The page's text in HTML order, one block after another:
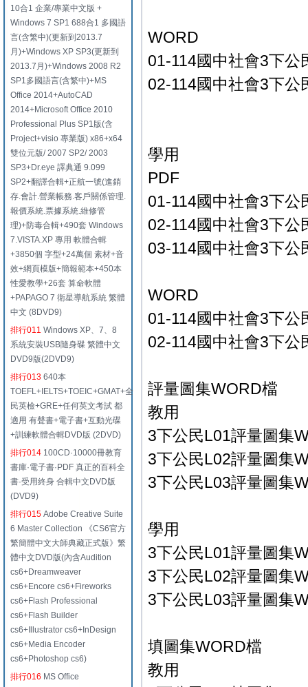
10合1 企業/專業中文版 +
Windows 7 SP1 688合1 多國語
言(含繁中)(更新到2013.7
月)+Windows XP SP3(更新到
2013.7月)+Windows 2008 R2
SP1多國語言(含繁中)+MS
Office 2014+AutoCAD
2014+Microsoft Office 2010
Professional Plus SP1版(含
Project+visio 專業版) x86+x64
雙位元版/ 2007 SP2/ 2003
SP3+Dr.eye 譯典通 9.099
SP2+翻譯合輯+正航一號(進銷
存.會計.營業帳務.客戶關係管理.
報價系統.票據系統.維修管
理)+防毒合輯+490套 Windows
7.VISTA.XP 專用 軟體合輯
+3850個 字型+24萬個 素材+音
效+網頁模版+簡報範本+450本
性愛教學+26套 算命軟體
+PAPAGO 7 衛星導航系統 繁體
中文 (8DVD9)
排行011 Windows XP、7、8
系統安裝USB隨身碟 繁體中文
DVD9版(2DVD9)
排行013 640本
TOEFL+IELTS+TOEIC+GMAT+全
民英檢+GRE+任何英文考試 都
適用 有聲書+電子書+互動光碟
+訓練軟體合輯DVD版 (2DVD)
排行014 100CD·10000冊教育
書庫·電子書·PDF 真正的百科全
書·受用終身 合輯中文DVD版
(DVD9)
排行015 Adobe Creative Suite
6 Master Collection 《CS6官方
繁簡體中文大師典藏正式版》繁
體中文DVD版(內含Audition
cs6+Dreamweaver
cs6+Encore cs6+Fireworks
cs6+Flash Professional
cs6+Flash Builder
cs6+Illustrator cs6+InDesign
cs6+Media Encoder
cs6+Photoshop cs6)
排行016 MS Office
WORD
01-114國中社會3下
02-114國中社會3下
學用
PDF
01-114國中社會3下公
02-114國中社會3下公
03-114國中社會3下公
WORD
01-114國中社會3下
02-114國中社會3下
評量圖集WORD檔
教用
3下公民L01評量圖集
3下公民L02評量圖集
3下公民L03評量圖集
學用
3下公民L01評量圖集
3下公民L02評量圖集
3下公民L03評量圖集
填圖集WORD檔
教用